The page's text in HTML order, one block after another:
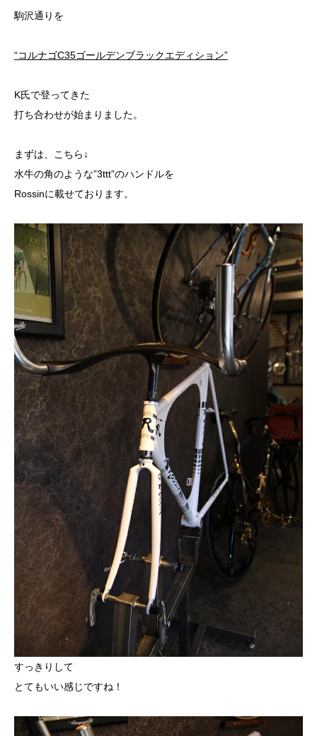
駒沢通りを
“コルナゴC35ゴールデンブラックエディション”
K氏で登ってきた
打ち合わせが始まりました。
まずは、こちら↓
水牛の角のような”3ttt”のハンドルを
Rossinに載せております。
すっきりして
とてもいい感じですね！